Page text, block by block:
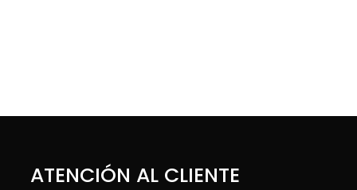
ATENCIÓN AL CLIENTE